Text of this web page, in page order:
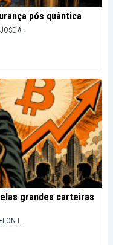
pós quântica
A.
grandes carteiras
L.